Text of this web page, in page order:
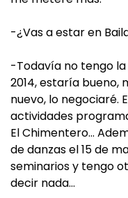
-¿Vas a estar en
-Todavía no tengo
2014, estaría bueno,
nuevo, lo negociaré.
actividades
El Chimentero…
de danzas el 15 de
seminarios y tengo
decir nada…